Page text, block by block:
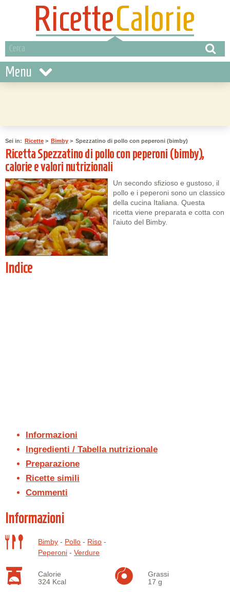
Menu
Sei in: Ricette > Bimby > Spezzatino di pollo con peperoni (bimby)
Ricetta Spezzatino di pollo con peperoni (bimby),
calorie e valori nutrizionali
Un secondo sfizioso e gustoso, il
pollo e i peperoni sono un classico
della cucina Italiana. Questa
ricetta viene preparata e cotta con
l'aiuto del Bimby.
Indice
Informazioni
Ingredienti / Tabella nutrizionale
Preparazione
Ricette simili
Commenti
Informazioni
Bimby - Pollo - Riso -
Peperoni -Verdure
Calorie
324 Kcal
Grassi
17 g